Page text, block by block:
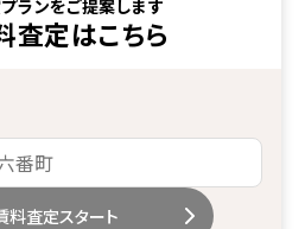
ランをご提案します
査定はこちら
料査定スタート